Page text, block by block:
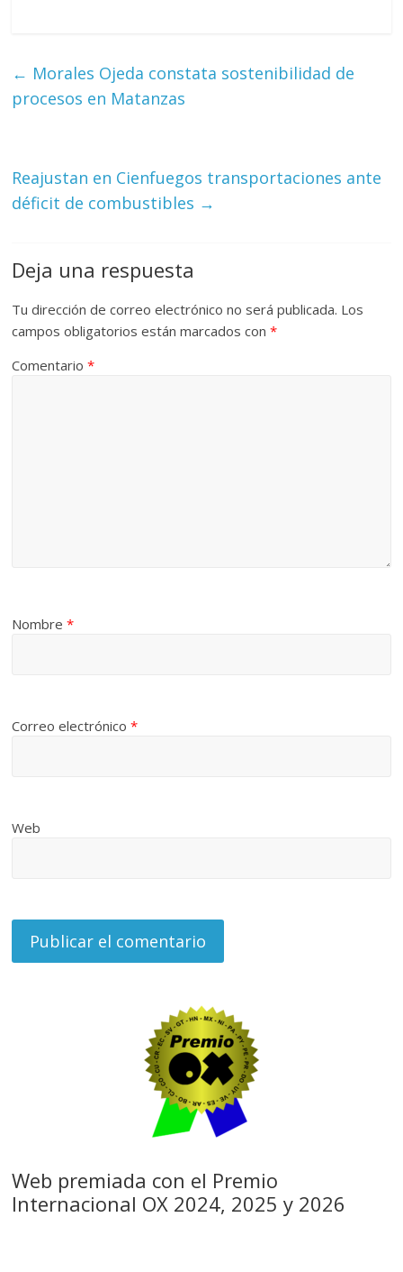
← Morales Ojeda constata sostenibilidad de
procesos en Matanzas
Reajustan en Cienfuegos transportaciones ante
déficit de combustibles →
Deja una respuesta
Tu dirección de correo electrónico no será publicada. Los
campos obligatorios están marcados con*
Comentario*
Nombre*
Correo electrónico*
Web
Web premiada con el Premio
Internacional OX 2024, 2025 y 2026